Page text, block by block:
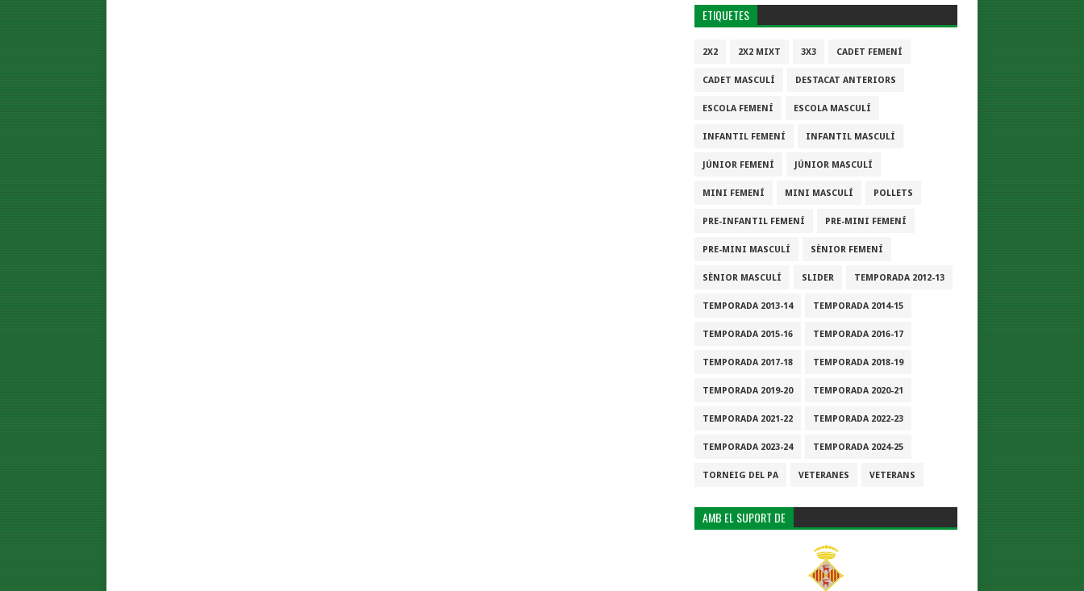
ETIQUETES
2X2 2X2 MIXT 3X3 CADET FEMENÍ
CADET MASCULÍ DESTACAT ANTERIORS
ESCOLA FEMENÍ ESCOLA MASCULÍ
INFANTIL FEMENÍ INFANTIL MASCULÍ
JÚNIOR FEMENÍ JÚNIOR MASCULÍ
MINI FEMENÍ MINI MASCULÍ POLLETS
PRE-INFANTIL FEMENÍ PRE-MINI FEMENÍ
PRE-MINI MASCULÍ SÈNIOR FEMENÍ
SÈNIOR MASCULÍ SLIDER TEMPORADA 2012-13
TEMPORADA 2013-14 TEMPORADA 2014-15
TEMPORADA 2015-16 TEMPORADA 2016-17
TEMPORADA 2017-18 TEMPORADA 2018-19
TEMPORADA 2019-20 TEMPORADA 2020-21
TEMPORADA 2021-22 TEMPORADA 2022-23
TEMPORADA 2023-24 TEMPORADA 2024-25
TORNEIG DEL PA VETERANES VETERANS
AMB EL SUPORT DE